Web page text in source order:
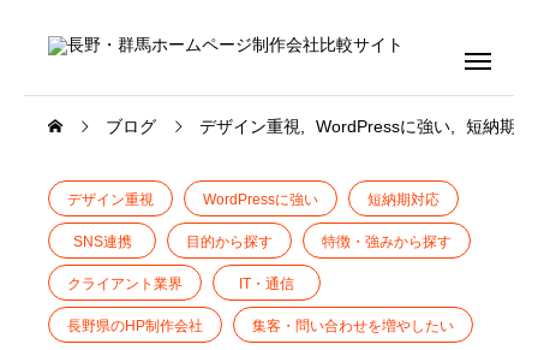
ブログ デザイン重視 WordPressに強い 短納期対
デザイン重視 WordPressに強い 短納期対応
SNS連携 目的から探す 特徴・強みから探す
クライアント業界 IT・通信
長野県のHP制作会社 集客・問い合わせを増やしたい